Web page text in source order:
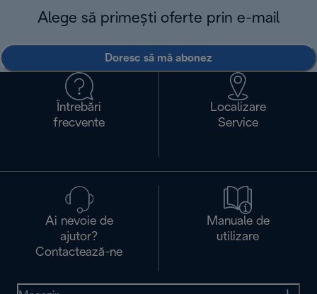
Alege să primești oferte prin e-mail
Doresc să mă abonez
Întrebări
frecvente
Localizare
Service
Ai nevoie de
ajutor?
Contactează-ne
Manuale de
utilizare